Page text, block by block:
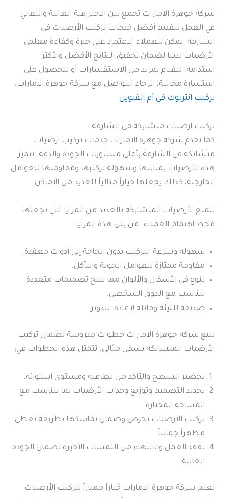
شركة جوهرة الامارات تجمع بين الاحترافية العالية والتفاني
في العمل لتقديم أفضل خدمات تركيب الأرضيات في
الشارقة. يمكن للعملاء الاعتماد على خبرة وكفاءة معلمي
الأرضيات لدينا لضمان تحقيق النتائج الأفضل والأكثر
استدامة. للقيام بمزيد من الاستفسارات أو للحصول على
استشارة مجانية، الرجاء التواصل مع شركة جوهرة الامارات.
تركيب انترلوك في أم القيوين
تركيب ارضيات متشابكة في الشارقة
كما تقدم شركة جوهرة الامارات خدمات تركيب ارضيات
متشابكة في الشارقة بأعلى مستويات الجودة والدقة. تتميز
هذه الأرضيات بمتانتها وسهولة تركيبها ومقاومتها للعوامل
الخارجية، كذلك يجعلها خياراً مثالياً للعديد من الأماكن.
تتمتع الأرضيات المتشابكة بالعديد من المزايا التي تجعلها
محط اهتمام العملاء. من بين هذه المزايا:
سهولة وسرعة التركيب بدون الحاجة إلى أدوات معقدة.
مقاومة ممتازة للعوامل الجوية والتآكل.
تنوع في الأشكال والألوان مما يتيح تصميمات متعددة
تتناسب مع الذوق الشخصي.
صديقة للبيئة وقابلة لإعادة التدوير.
تتبع شركة جوهرة الامارات خطوات مدروسة لضمان تركيب
الأرضيات المتشابكة بشكل مثالي. تتمثل هذه الخطوات في:
تحضير السطح والتأكد من نظافته ومستوى استوائه.
تحديد التصميم وتوزيع وحدات الأرضيات بما يتناسب مع
المساحة المختارة.
تركيب الأرضيات بحرص وضمان تماسكها بطريقة تعطي
مظهراً جمالياً.
تفقد العمل والانتهاء من اللمسات الأخيرة لضمان الجودة
العالية.
تعتبر شركة جوهرة الامارات خياراً ممتازاً لتركيب الأرضيات